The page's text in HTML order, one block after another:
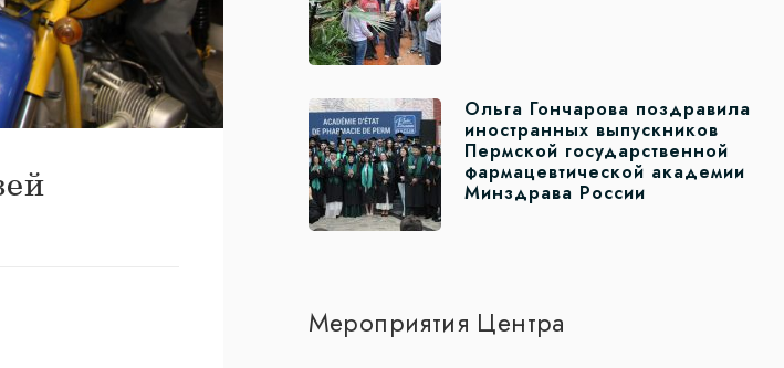
Ольга Гончарова поздравила
иностранных выпускников
Пермской государственной
фармацевтической академии
Минздрава России
Мероприятия Центра